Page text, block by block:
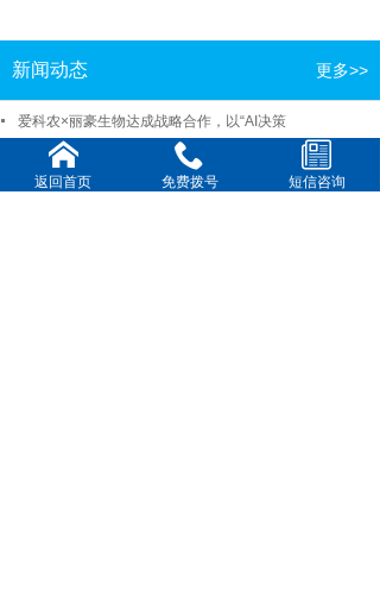
新闻动态 更多>>
爱科农×丽豪生物达成战略合作，以“AI决策
告别“化肥农药依赖”！丽豪生物五大解决方
告别“肥、病、虫”老三样？这款花生“活体
返回首页 免费拨号 短信咨询